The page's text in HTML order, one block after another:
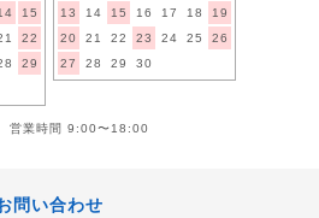
15
22
29
13
14 15 16 17 18
19
20
21 22 23 24 25
26
27
28 29 30
営業時間 9:00〜18:00
問い合わせ